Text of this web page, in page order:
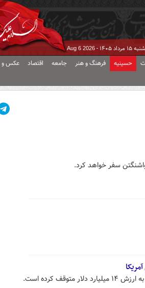
۱۴۰۵ - Aug 6 2026
حسینیه فرهنگ و هنر جامعه اقتصاد عکس و
کرده است.